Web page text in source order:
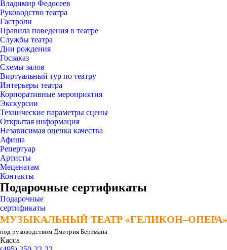
Владимир Федосеев
Руководство театра
Гастроли
Правила поведения в театре
Службы театра
Дни рождения
Госзаказ
Схемы залов
Виртуальный тур по театру
Интерьеры театра
Корпоративные мероприятия
Экскурсии
Технические параметры сцены
Открытая информация
Независимая оценка качества
Афиша
Репертуар
Артисты
Меценатам
Контакты
Подарочные сертификаты
Подарочные
сертификаты
МУЗЫКАЛЬНЫЙ ТЕАТР «ГЕЛИКОН–ОПЕРА»
МУЗЫКАЛЬНЫЙ ТЕАТР «ГЕЛИКОН–ОПЕРА»
под руководством Дмитрия Бертмана
Касса